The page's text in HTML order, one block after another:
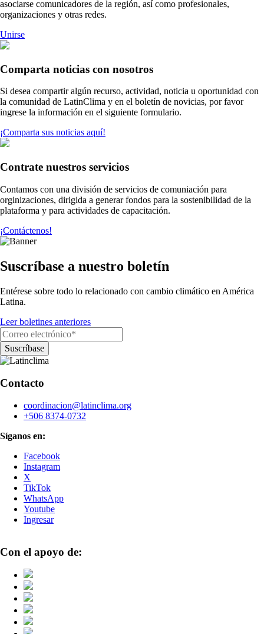
asociarse comunicadores de la región, así como profesionales,
organizaciones y otras redes.
Unirse
Comparta noticias con nosotros
Si desea compartir algún recurso, actividad, noticia u oportunidad con
la comunidad de LatinClima y en el boletín de novicias, por favor
ingrese la información en el siguiente formulario.
¡Comparta sus noticias aquí!
Contrate nuestros servicios
Contamos con una división de servicios de comuniación para
orginizaciones, dirigida a generar fondos para la sostenibilidad de la
plataforma y para actividades de capacitación.
¡Contáctenos!
Suscríbase a nuestro boletín
Entérese sobre todo lo relacionado con cambio climático en América
Latina.
Leer boletines anteriores
Contacto
coordinacion@latinclima.org
+506 8374-0732
Síganos en:
Facebook
Instagram
X
TikTok
WhatsApp
Youtube
Ingresar
Con el apoyo de: